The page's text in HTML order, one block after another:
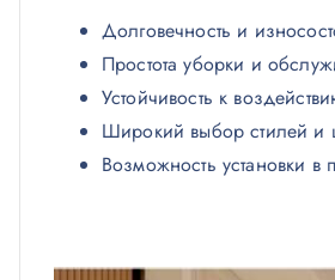
Долговечность и
Простота уборки и
Устойчивость к
Широкий выбор стилей и
Возможность установки